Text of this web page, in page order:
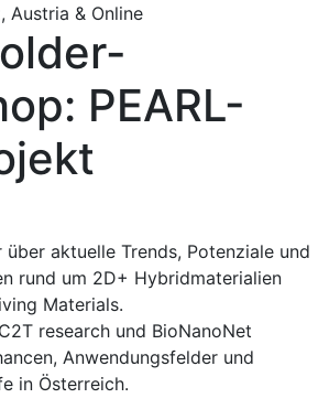
Austria & Online
PEARL-
über aktuelle Trends, Potenziale und
rund um 2D+ Hybridmaterialien
Materials.
research und BioNanoNet
Anwendungsfelder und
in Österreich.